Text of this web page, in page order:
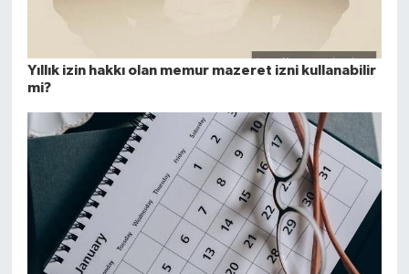
Yıllık izin hakkı olan memur mazeret izni kullanabilir
mi?